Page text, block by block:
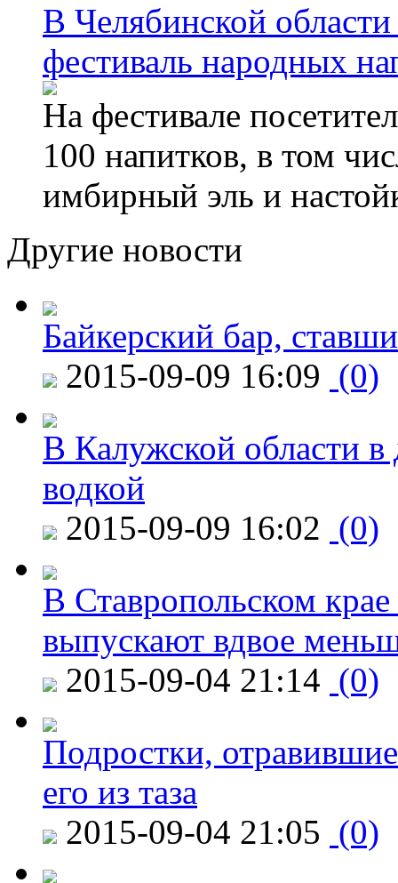
В Челябинской
фестиваль народных
На фестивале
100 напитков, в том
имбирный эль и
Другие новости
Байкерский бар,
2015-09-09 16:09 (0)
В Калужской области в
водкой
2015-09-09 16:02 (0)
В Ставропольском
выпускают вдвое
2015-09-04 21:14 (0)
Подростки,
его из таза
2015-09-04 21:05 (0)